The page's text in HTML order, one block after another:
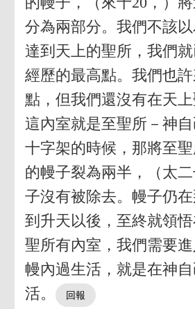
分為兩部分。我們不該
達到天上的聖所，我們
經歷的最高點。我們也
點，但我們還沒有在天上
這內室就是至聖所－神
十字架的時候，那將至
的幔子裂為兩半，（太
子沒有被除去。幔子仍
到升天以後，至終就領
聖所有內室，我們需要
幔內過生活，就是在神
活。